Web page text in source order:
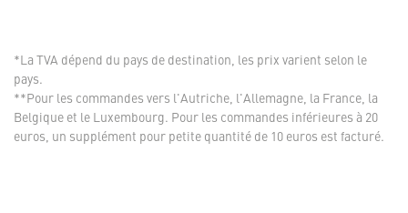
*La TVA dépend du pays de destination, les prix varient selon le
pays.
**Pour les commandes vers l'Autriche, l'Allemagne, la France, la
Belgique et le Luxembourg. Pour les commandes inférieures à 20
euros, un supplément pour petite quantité de 10 euros est facturé.